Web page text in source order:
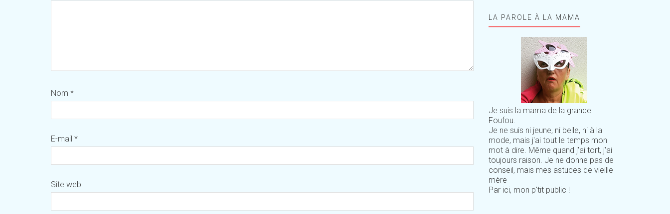
Nom *
E-mail *
Site web
LA PAROLE À LA MAMA
Je suis la mama de la grande
Foufou.
Je ne suis ni jeune, ni belle, ni à la
mode, mais j'ai tout le temps mon
mot à dire. Même quand j'ai tort, j'ai
toujours raison. Je ne donne pas de
conseil, mais mes astuces de vieille
mère
Par ici, mon p'tit public !